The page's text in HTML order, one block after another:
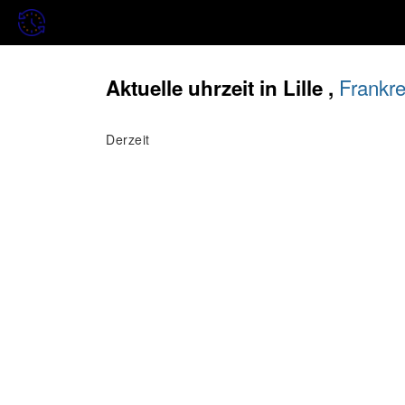
Aktuelle uhrzeit in Lille ,
Derzeit